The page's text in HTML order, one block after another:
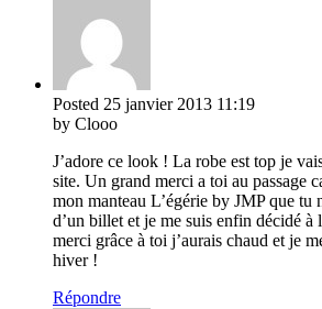
Posted 25 janvier 2013 11:19
by Clooo
J’adore ce look ! La robe est top je
site. Un grand merci a toi au passage
mon manteau L’égérie by JMP que tu
d’un billet et je me suis enfin décidé à
merci grâce à toi j’aurais chaud et je
hiver !
Répondre